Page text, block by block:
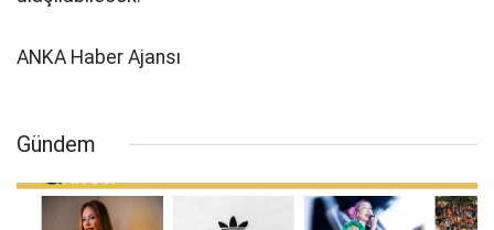
ANKA Haber Ajansı
Gündem